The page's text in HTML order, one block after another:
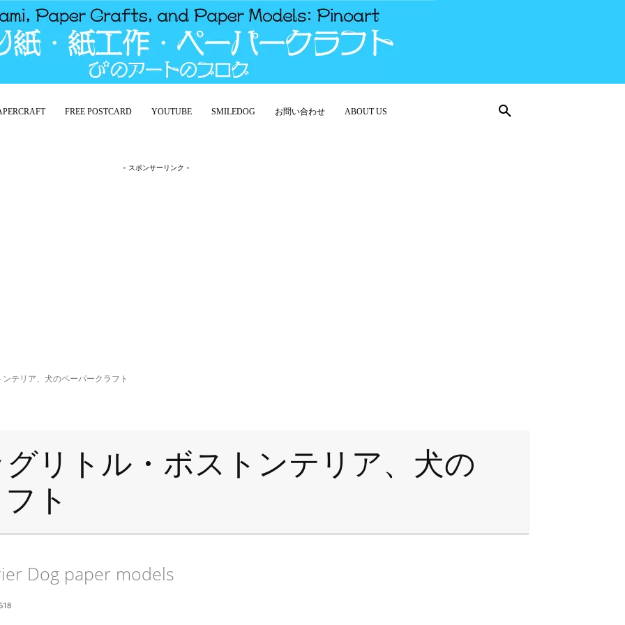
FREE POSTCARD YOUTUBE SMILEDOG お問い合わせ ABOUT US
- スポンサーリンク -
テリア、犬のペーパークラフト
リトル・ボストンテリア、犬の
ト
Dog paper models